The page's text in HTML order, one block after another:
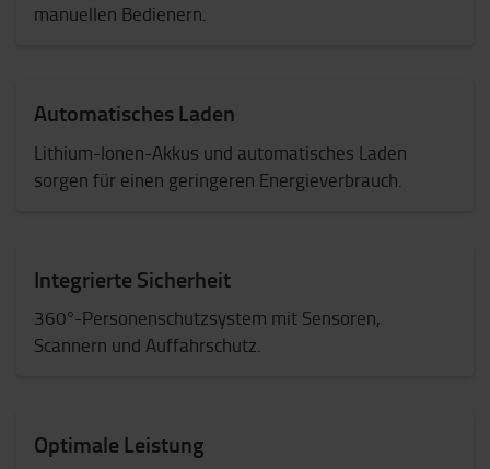
manuellen Bedienern.
Automatisches Laden
Lithium-Ionen-Akkus und automatisches Laden
sorgen für einen geringeren Energieverbrauch.
Integrierte Sicherheit
360°-Personenschutzsystem mit Sensoren,
Scannern und Auffahrschutz.
Optimale Leistung